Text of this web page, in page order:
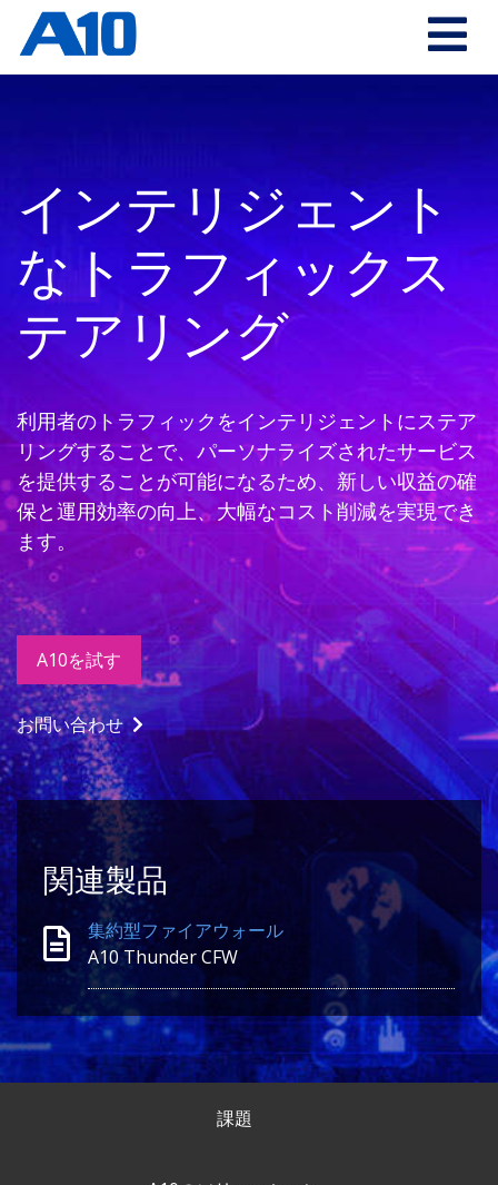
インテリジェント
なトラフィックス
テアリング
利用者のトラフィックをインテリジェントにステア
リングすることで、パーソナライズされたサービス
を提供することが可能になるため、新しい収益の確
保と運用効率の向上、大幅なコスト削減を実現でき
ます。
A10を試す
お問い合わせ
関連製品
集約型ファイアウォール
A10 Thunder CFW
課題